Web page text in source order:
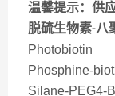
温馨提示：供
脱硫生物素-八
Photobiotin
Phosphine-
Silane-PEG4-